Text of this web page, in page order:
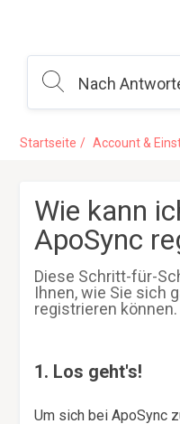
Startseite Account &
Wie kann
ApoSync
Diese Schritt-für-
Ihnen, wie Sie sich
registrieren können.
1. Los geht's!
Um sich bei ApoSync